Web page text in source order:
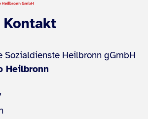
Sozialdienste Heilbronn gGmbH
Heilbronn